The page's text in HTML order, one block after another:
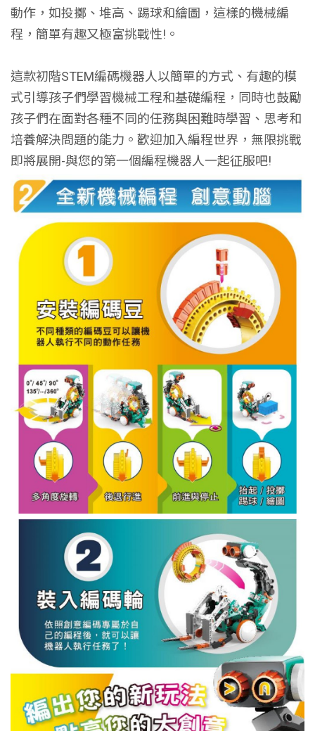
動作，如投擲、堆高、踢球和繪圖，這樣的機械編
程，簡單有趣又極富挑戰性!。
這款初階STEM編碼機器人以簡單的方式、有趣的模
式引導孩子們學習機械工程和基礎編程，同時也鼓勵
孩子們在面對各種不同的任務與困難時學習、思考和
培養解決問題的能力。歡迎加入編程世界，無限挑戰
即將展開-與您的第一個編程機器人一起征服吧!